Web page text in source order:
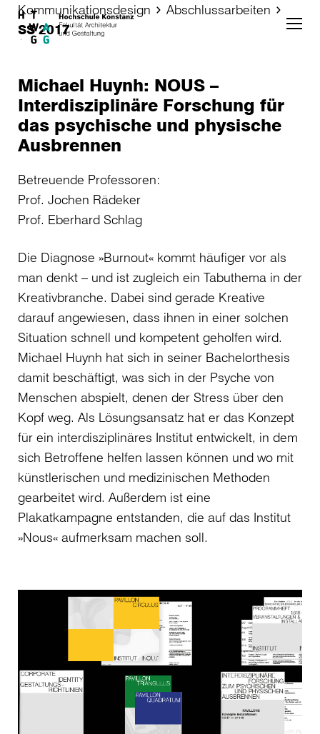
Skip to main content
Kommunikationsdesign
Abschlussarbeiten
SS 2017
Michael Huynh: NOUS –
Interdisziplinäre Forschung für
das psychische und physische
Ausbrennen
Betreuende Professoren:
Prof. Jochen Rädeker
Prof. Eberhard Schlag
Die Diagnose »Burnout« kommt häufiger vor als
man denkt – und ist zugleich ein Tabuthema in der
Kreativbranche. Dabei sind gerade Kreative
darauf angewiesen, dass ihnen in einer solchen
Situation schnell und kompetent geholfen wird.
Michael Huynh hat sich in seiner Bachelorthesis
damit beschäftigt, was sich in der Psyche von
Menschen abspielt, denen der Stress über den
Kopf weg. Als Lösungsansatz hat er das Konzept
für ein interdisziplinäres Institut entwickelt, in dem
sich Betroffene helfen lassen können und wo mit
künstlerischen und medizinischen Methoden
gearbeitet wird. Außerdem ist eine
Plakatkampagne entstanden, die auf das Institut
»Nous« aufmerksam machen soll.